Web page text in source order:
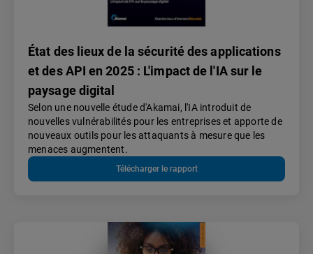
État des lieux de la sécurité des applications
et des API en 2025 : L'impact de l'IA sur le
paysage digital
Selon une nouvelle étude d'Akamai, l'IA introduit de
nouvelles vulnérabilités pour les entreprises et apporte de
nouveaux outils pour les attaquants à mesure que les
menaces augmentent.
Télécharger le rapport